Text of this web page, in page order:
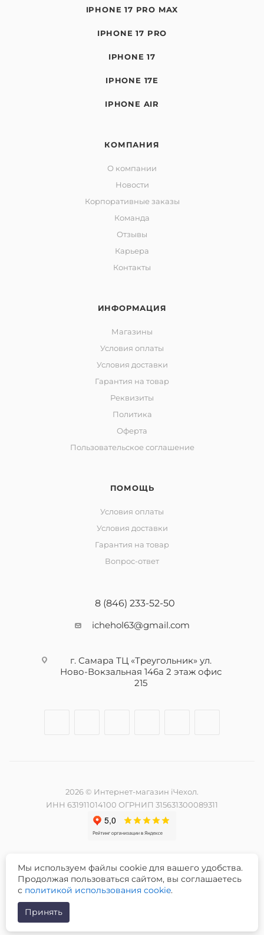
IPHONE 17 PRO MAX
IPHONE 17 PRO
IPHONE 17
IPHONE 17E
IPHONE AIR
КОМПАНИЯ
О компании
Новости
Корпоративные заказы
Команда
Отзывы
Карьера
Контакты
ИНФОРМАЦИЯ
Магазины
Условия оплаты
Условия доставки
Гарантия на товар
Реквизиты
Политика
Оферта
Пользовательское соглашение
ПОМОЩЬ
Условия оплаты
Условия доставки
Гарантия на товар
Вопрос-ответ
8 (846) 233-52-50
ichehol63@gmail.com
г. Самара ТЦ «Треугольник» ул.
Ново-Вокзальная 146а 2 этаж офис
215
2026 © Интернет-магазин iЧехол.
ИНН 631911014100 ОГРНИП 315631300089311
Разработка и продвижение сайта -
Мы используем файлы cookie для вашего удобства.
Продолжая пользоваться сайтом, вы соглашаетесь
с политикой использования cookie.
Принять